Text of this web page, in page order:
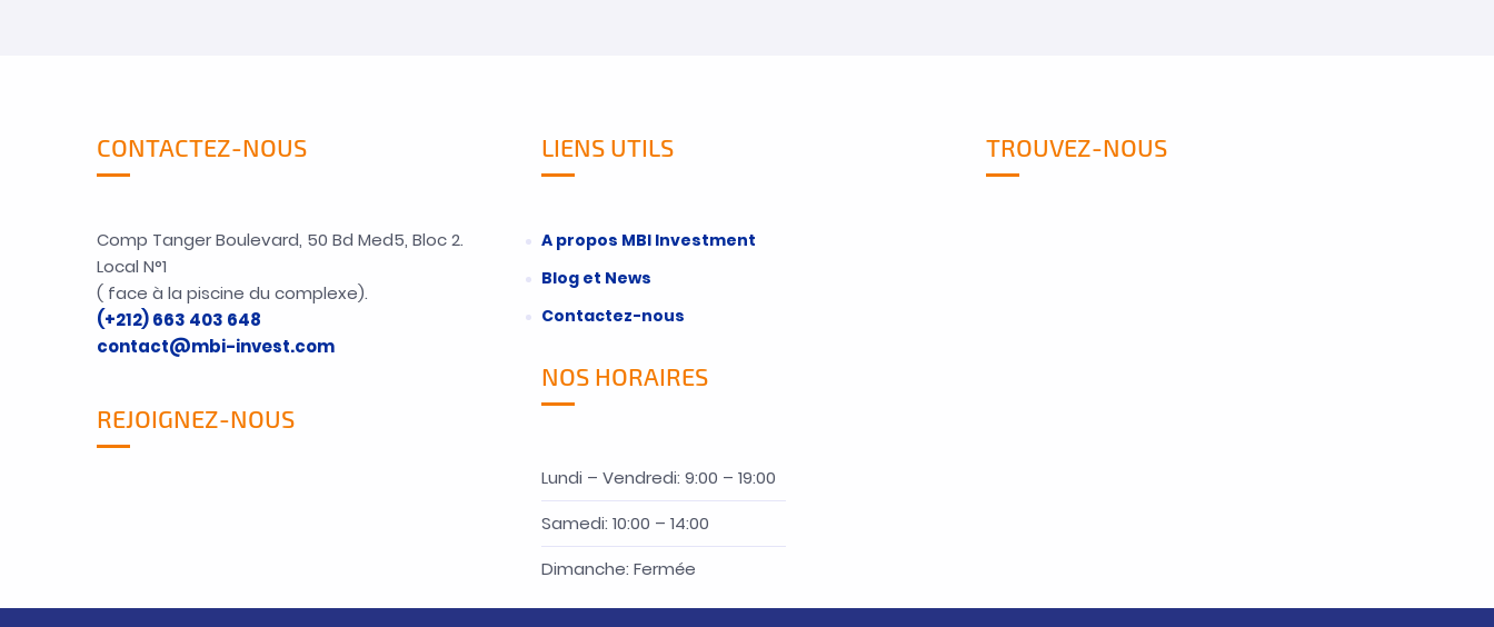
CONTACTEZ-NOUS
Comp Tanger Boulevard, 50 Bd Med5, Bloc 2.
Local N°1
( face à la piscine du complexe).
(+212) 663 403 648
contact@mbi-invest.com
REJOIGNEZ-NOUS
LIENS UTILS
A propos MBI Investment
Blog et News
Contactez-nous
NOS HORAIRES
Lundi – Vendredi: 9:00 – 19:00
Samedi: 10:00 – 14:00
Dimanche: Fermée
TROUVEZ-NOUS